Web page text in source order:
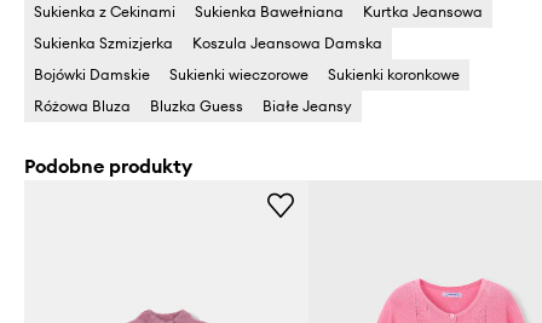
Sukienka z Cekinami
Sukienka Bawełniana
Kurtka Jeansowa
Sukienka Szmizjerka
Koszula Jeansowa Damska
Bojówki Damskie
Sukienki wieczorowe
Sukienki koronkowe
Różowa Bluza
Bluzka Guess Białe Jeansy
Podobne produkty